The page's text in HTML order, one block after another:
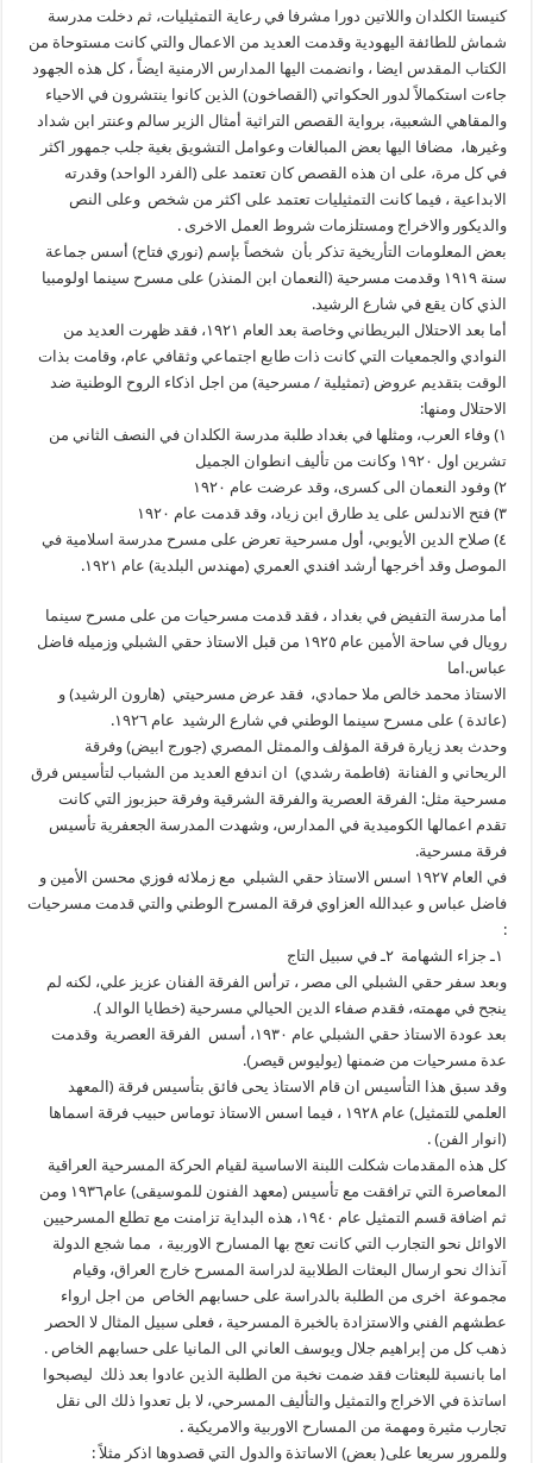
كنيستا الكلدان واللاتين دورا مشرفا في رعاية التمثيليات، ثم دخلت مدرسة
شماش للطائفة اليهودية وقدمت العديد من الاعمال والتي كانت مستوحاة من
الكتاب المقدس ايضا ، وانضمت اليها المدارس الارمنية ايضاً ، كل هذه الجهود
جاءت استكمالاً لدور الحكواتي (القصاخون) الذين كانوا ينتشرون في الاحياء
والمقاهي الشعبية، برواية القصص التراثية أمثال الزير سالم وعنتر ابن شداد
وغيرها، مضافا اليها بعض المبالغات وعوامل التشويق بغية جلب جمهور اكثر
في كل مرة، على ان هذه القصص كان تعتمد على (الفرد الواحد) وقدرته
الابداعية ، فيما كانت التمثيليات تعتمد على اكثر من شخص وعلى النص
والديكور والاخراج ومستلزمات شروط العمل الاخرى .
بعض المعلومات التأريخية تذكر بأن شخصاً بإسم (نوري فتاح) أسس جماعة
سنة ١٩١٩ وقدمت مسرحية (النعمان ابن المنذر) على مسرح سينما اولومبيا
الذي كان يقع في شارع الرشيد.
أما بعد الاحتلال البريطاني وخاصة بعد العام ١٩٢١، فقد ظهرت العديد من
النوادي والجمعيات التي كانت ذات طابع اجتماعي وثقافي عام، وقامت بذات
الوقت بتقديم عروض (تمثيلية / مسرحية) من اجل اذكاء الروح الوطنية ضد
الاحتلال ومنها:
١) وفاء العرب، ومثلها في بغداد طلبة مدرسة الكلدان في النصف الثاني من
تشرين اول ١٩٢٠ وكانت من تأليف انطوان الجميل
٢) وفود النعمان الى كسرى، وقد عرضت عام ١٩٢٠
٣) فتح الاندلس على يد طارق ابن زياد، وقد قدمت عام ١٩٢٠
٤) صلاح الدين الأيوبي، أول مسرحية تعرض على مسرح مدرسة اسلامية في
الموصل وقد أخرجها أرشد افندي العمري (مهندس البلدية) عام ١٩٢١.
أما مدرسة التفيض في بغداد ، فقد قدمت مسرحيات من على مسرح سينما
رويال في ساحة الأمين عام ١٩٢٥ من قبل الاستاذ حقي الشبلي وزميله فاضل
عباس.اما
الاستاذ محمد خالص ملا حمادي، فقد عرض مسرحيتي (هارون الرشيد) و
(عائدة ) على مسرح سينما الوطني في شارع الرشيد عام ١٩٢٦.
وحدث بعد زيارة فرقة المؤلف والممثل المصري (جورج ابيض) وفرقة
الريحاني و الفنانة (فاطمة رشدي) ان اندفع العديد من الشباب لتأسيس فرق
مسرحية مثل: الفرقة العصرية والفرقة الشرقية وفرقة حبزبوز التي كانت
تقدم اعمالها الكوميدية في المدارس، وشهدت المدرسة الجعفرية تأسيس
فرقة مسرحية.
في العام ١٩٢٧ اسس الاستاذ حقي الشبلي مع زملائه فوزي محسن الأمين و
فاضل عباس و عبدالله العزاوي فرقة المسرح الوطني والتي قدمت مسرحيات
:
وبعد سفر حقي الشبلي الى مصر ، ترأس الفرقة الفنان عزيز علي، لكنه لم
ينجح في مهمته، فقدم صفاء الدين الحيالي مسرحية (خطايا الوالد ).
بعد عودة الاستاذ حقي الشبلي عام ١٩٣٠، أسس الفرقة العصرية وقدمت
عدة مسرحيات من ضمنها (يوليوس قيصر).
وقد سبق هذا التأسيس ان قام الاستاذ يحى فائق بتأسيس فرقة (المعهد
العلمي للتمثيل) عام ١٩٢٨ ، فيما اسس الاستاذ توماس حبيب فرقة اسماها
(انوار الفن) .
كل هذه المقدمات شكلت اللبنة الاساسية لقيام الحركة المسرحية العراقية
المعاصرة التي ترافقت مع تأسيس (معهد الفنون للموسيقى) عام١٩٣٦ ومن
ثم اضافة قسم التمثيل عام ١٩٤٠، هذه البداية تزامنت مع تطلع المسرحيين
الاوائل نحو التجارب التي كانت تعج بها المسارح الاوربية ، مما شجع الدولة
آنذاك نحو ارسال البعثات الطلابية لدراسة المسرح خارج العراق، وقيام
مجموعة اخرى من الطلبة بالدراسة على حسابهم الخاص من اجل ارواء
عطشهم الفني والاستزادة بالخبرة المسرحية ، فعلى سبيل المثال لا الحصر
ذهب كل من إبراهيم جلال ويوسف العاني الى المانيا على حسابهم الخاص .
اما بانسبة للبعثات فقد ضمت نخبة من الطلبة الذين عادوا بعد ذلك ليصبحوا
اساتذة في الاخراج والتمثيل والتأليف المسرحي، لا بل تعدوا ذلك الى نقل
تجارب مثيرة ومهمة من المسارح الاوربية والامريكية .
وللمرور سريعا على( بعض) الاساتذة والدول التي قصدوها اذكر مثلاً :